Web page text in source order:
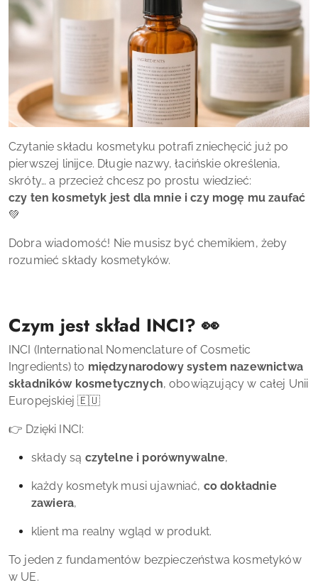
Czytanie składu kosmetyku potrafi zniechęcić już po
pierwszej linijce. Długie nazwy, łacińskie określenia,
skróty… a przecież chcesz po prostu wiedzieć:
czy ten kosmetyk jest dla mnie i czy mogę mu zaufać
💚
Dobra wiadomość! Nie musisz być chemikiem, żeby
rozumieć składy kosmetyków.
Czym jest skład INCI? 👀
INCI (International Nomenclature of Cosmetic
Ingredients) to międzynarodowy system nazewnictwa
składników kosmetycznych, obowiązujący w całej Unii
Europejskiej 🇪🇺
👉 Dzięki INCI:
składy są czytelne i porównywalne,
każdy kosmetyk musi ujawniać, co dokładnie
zawiera,
klient ma realny wgląd w produkt.
To jeden z fundamentów bezpieczeństwa kosmetyków
w UE.